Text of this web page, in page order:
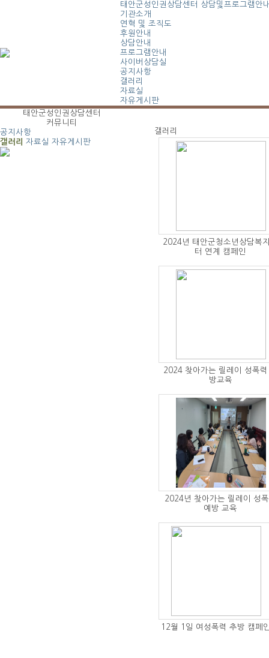
태안군성인권상담센터
상담및프로그램안
기관소개
연혁 및 조직도
후원안내
상담안내
프로그램안내
사이버상담실
공지사항
갤러리
자료실
자유게시판
태안군성인권상담센터
커뮤니티
공지사항
갤러리
자료실 자유게시판
갤러리
2024년 태안군청소년상담복
터 연계 캠페인
2024 찾아가는 릴레이 성폭
방교육
2024년 찾아가는 릴레이 성
예방 교육
12월 1일 여성폭력 추방 캠페